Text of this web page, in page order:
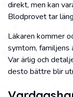
direkt, men kan
Blodprovet tar
Läkaren kommer
symtom, familjens
Var ärlig och
desto bättre blir